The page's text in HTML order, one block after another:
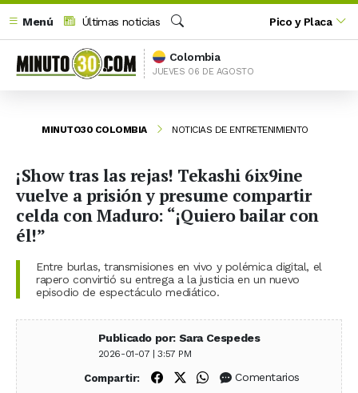
Menú
Últimas noticias
Buscar
Pico y Placa
Colombia
JUEVES 06 DE AGOSTO
MINUTO30 COLOMBIA NOTICIAS DE ENTRETENIMIENTO
¡Show tras las rejas! Tekashi 6ix9ine
vuelve a prisión y presume compartir
celda con Maduro: “¡Quiero bailar con
él!”
Entre burlas, transmisiones en vivo y polémica digital, el
rapero convirtió su entrega a la justicia en un nuevo
episodio de espectáculo mediático.
Publicado por: Sara Cespedes
2026-01-07 | 3:57 PM
Compartir: Compartir en Facebook
Compartir en X (Twitter)
Compartir en WhatsApp
Comentarios